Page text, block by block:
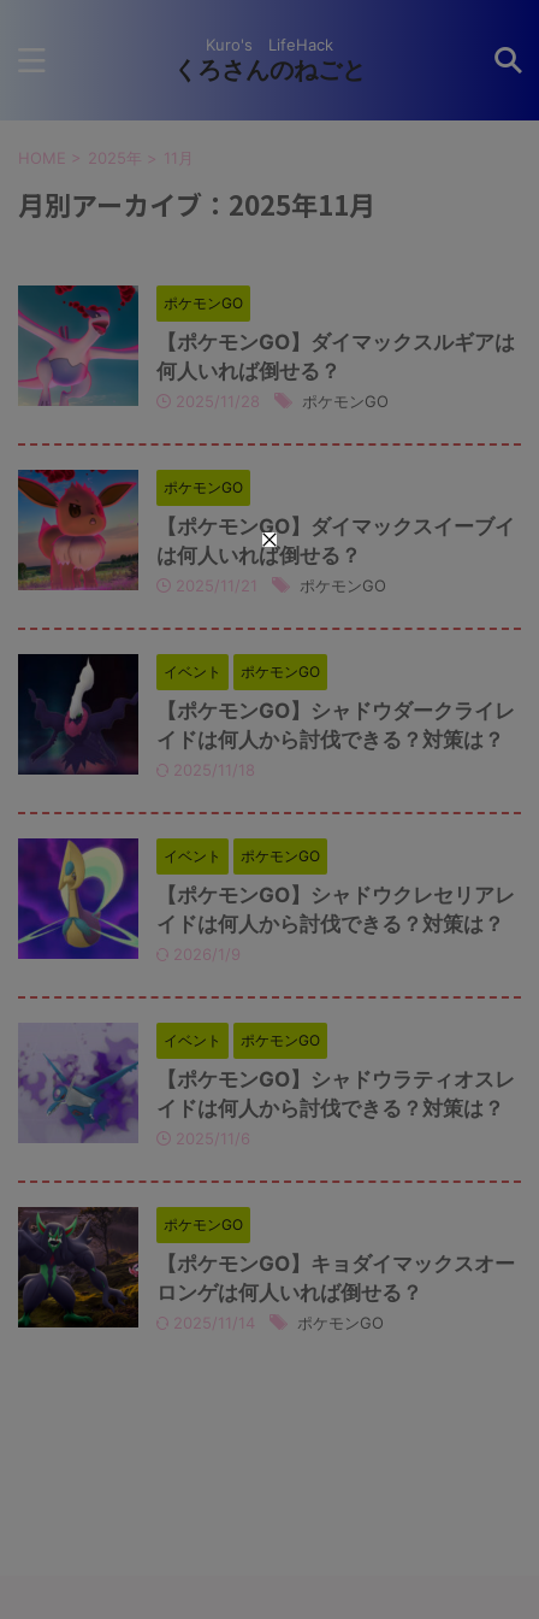
Kuro's LifeHack
くろさんのねごと
HOME > 2025年 > 11月
月別アーカイブ：2025年11月
ポケモンGO
【ポケモンGO】ダイマックスルギアは
何人いれば倒せる？
2025/11/28 ポケモンGO
ポケモンGO
【ポケモンGO】ダイマックスイーブイ
は何人いれば倒せる？
2025/11/21 ポケモンGO
イベント ポケモンGO
【ポケモンGO】シャドウダークライレ
イドは何人から討伐できる？対策は？
2025/11/18
イベント ポケモンGO
【ポケモンGO】シャドウクレセリアレ
イドは何人から討伐できる？対策は？
2026/1/9
イベント ポケモンGO
【ポケモンGO】シャドウラティオスレ
イドは何人から討伐できる？対策は？
2025/11/6
ポケモンGO
【ポケモンGO】キョダイマックスオー
ロンゲは何人いれば倒せる？
2025/11/14 ポケモンGO